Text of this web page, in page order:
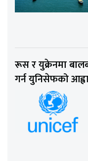
रूस र युक्रेनमा
गर्न युनिसेफको